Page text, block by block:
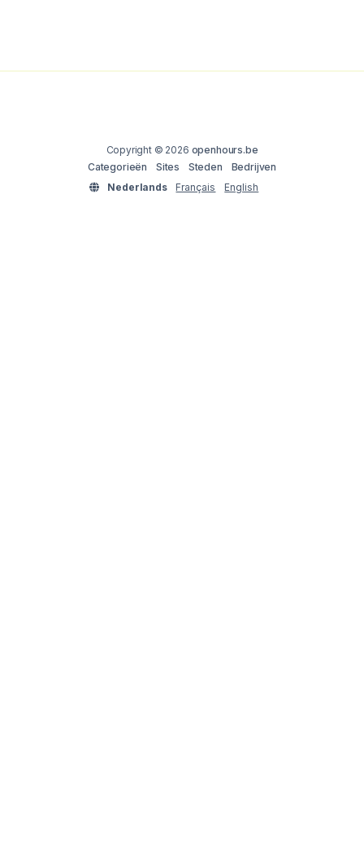
Copyright © 2026 openhours.be
Categorieën
Sites Steden
Bedrijven
Nederlands
Français English